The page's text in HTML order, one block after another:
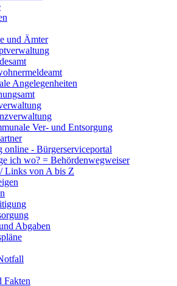
und Ämter
Angelegenheiten
Ver- und Entsorgung
online - Bürgerserviceportal
ich wo? = Behördenwegweiser
Links von A bis Z
Abgaben
Fakten